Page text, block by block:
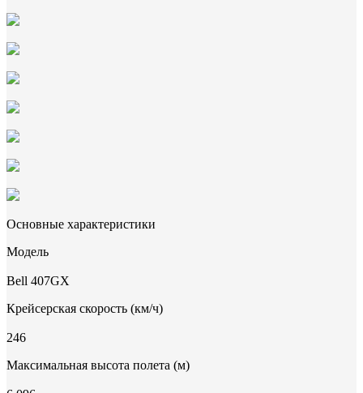
Основные характеристики
Модель
Bell 407GX
Крейсерская скорость (км/ч)
246
Максимальная высота полета (м)